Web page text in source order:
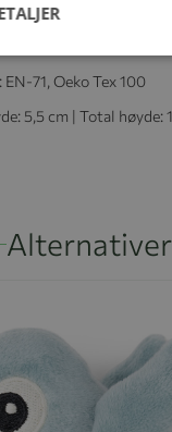
71, Oeko Tex 100
5,5 cm | Total høyde:
Alternativer